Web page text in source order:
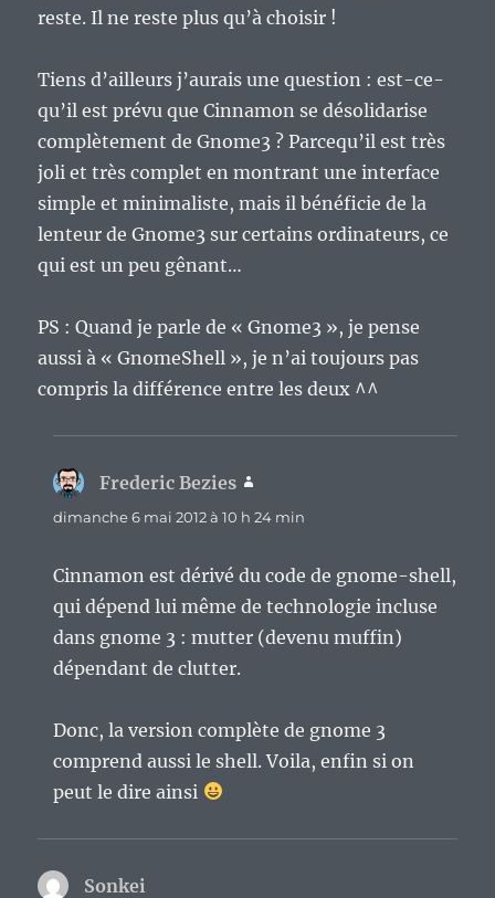
reste. Il ne reste plus qu’à choisir !
Tiens d’ailleurs j’aurais une question : est-ce-
qu’il est prévu que Cinnamon se désolidarise
complètement de Gnome3 ? Parcequ’il est très
joli et très complet en montrant une interface
simple et minimaliste, mais il bénéficie de la
lenteur de Gnome3 sur certains ordinateurs, ce
qui est un peu gênant…
PS : Quand je parle de « Gnome3 », je pense
aussi à « GnomeShell », je n’ai toujours pas
compris la différence entre les deux ^^
Frederic Bezies
dimanche 6 mai 2012 à 10 h 24 min
Cinnamon est dérivé du code de gnome-shell,
qui dépend lui même de technologie incluse
dans gnome 3 : mutter (devenu muffin)
dépendant de clutter.
Donc, la version complète de gnome 3
comprend aussi le shell. Voila, enfin si on
peut le dire ainsi
Sonkei